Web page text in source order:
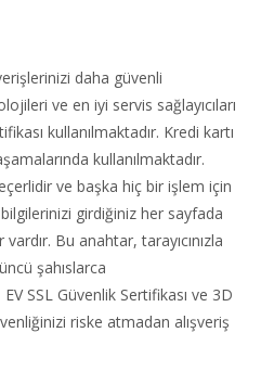
daha güvenli
ve en iyi servis sağlayıcıları
kullanılmaktadır. Kredi kartı
kullanılmaktadır.
ve başka hiç bir işlem için
girdiğiniz her sayfada
vardır. Bu anahtar, tarayıcınızla
şahıslarca
SSL Güvenlik Sertifikası ve 3D
riske atmadan alışveriş